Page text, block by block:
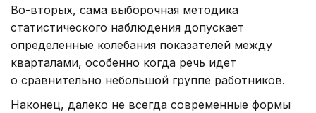
Во-вторых, сама выборочная методика
статистического наблюдения допускает
определенные колебания показателей между
кварталами, особенно когда речь идет
о сравнительно небольшой группе работников.
Наконец, далеко не всегда современные формы